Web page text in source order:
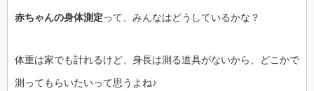
赤ちゃんの身体測定って、みんなはどうしているかな？
体重は家でも計れるけど、身長は測る道具がないから、どこかで
測ってもらいたいって思うよね♪